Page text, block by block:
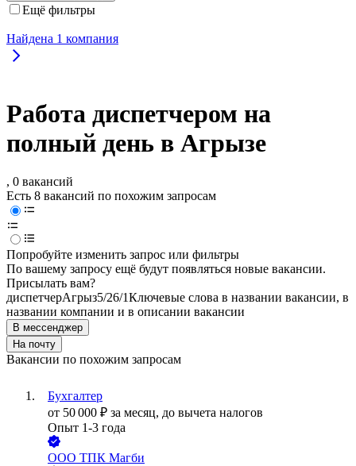
Ещё фильтры
Найдена 1 компания
Работа диспетчером на
полный день в Агрызе
, 0 вакансий
Есть 8 вакансий по похожим запросам
Попробуйте изменить запрос или фильтры
По вашему запросу ещё будут появляться новые вакансии.
Присылать вам?
диспетчерАгрыз5/26/1Ключевые слова в названии вакансии, в
названии компании и в описании вакансии
В мессенджер
На почту
Вакансии по похожим запросам
Бухгалтер
от 50 000 ₽ за месяц, до вычета налогов
Опыт 1-3 года
ООО ТПК Магби